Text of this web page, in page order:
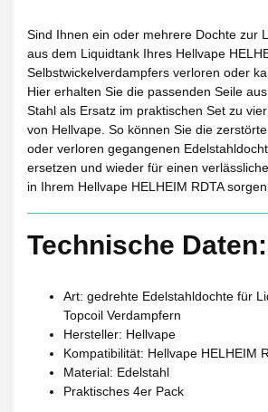
Sind Ihnen ein oder mehrere Dochte zur
aus dem Liquidtank Ihres Hellvape
Selbstwickelverdampfers verloren oder
Hier erhalten Sie die passenden Seile
Stahl als Ersatz im praktischen Set zu
von Hellvape. So können Sie die
oder verloren gegangenen
ersetzen und wieder für einen
in Ihrem Hellvape HELHEIM RDTA sorgen.
Technische Daten:
Art: gedrehte Edelstahldochte für
Topcoil Verdampfern
Hersteller: Hellvape
Kompatibilität: Hellvape HELHEIM
Material: Edelstahl
Praktisches 4er Pack